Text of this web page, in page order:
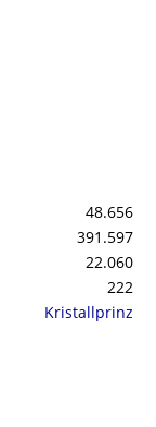
48.656
391.597
22.060
222
Kristallprinz